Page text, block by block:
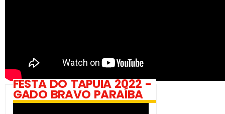
FESTA DO TAPUIA 2022 -
GADO BRAVO PARAÍBA